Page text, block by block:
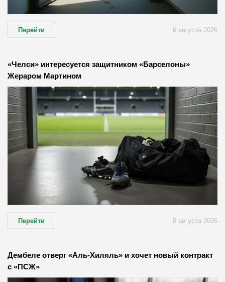
Перейти 6 августа 2026
«Челси» интересуется защитником «Барселоны»
Жераром Мартином
Перейти 6 августа 2026
Дембеле отверг «Аль-Хиляль» и хочет новый контракт
с «ПСЖ»